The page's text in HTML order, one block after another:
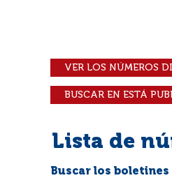
VER LOS NÚMEROS
BUSCAR EN ESTÁ
Lista de
Buscar los boletines